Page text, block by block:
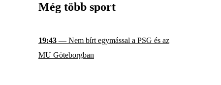
Még több sport
19:43 — Nem bírt egymással a PSG és az
MU Göteborgban